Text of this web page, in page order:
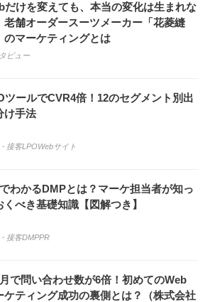
だけを変えても、本当の変化は生まれな
老舗オーダースーツメーカー「花菱縫
のマーケティングとは
ビュー
ツールでCVR4倍！12のセグメント別出
け手法
接客LPOWebサイト
わかるDMPとは？マーケ担当者が知っ
くべき基礎知識【図解つき】
接客DMPPR
で問い合わせ数が6倍！初めてのWeb
ケティング成功の裏側とは？（株式会社